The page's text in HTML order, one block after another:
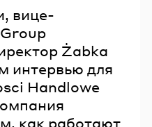
вице-
Żabka
интервью для
Handlowe
как работают